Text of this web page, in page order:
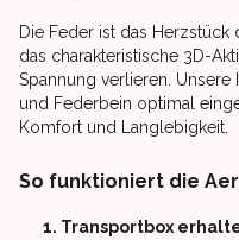
Die Feder ist das
das charakteristische 3D-
Spannung verlieren.
und Federbein optimal
Komfort und Langlebigkeit.
So funktioniert die
1. Transportbox